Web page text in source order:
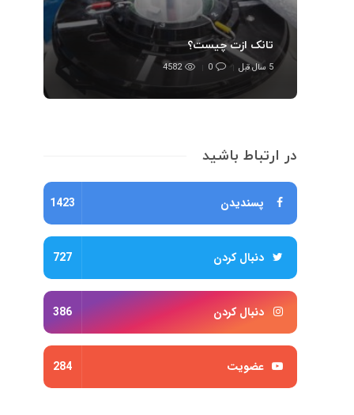
تانک ازت چیست؟
5 سال قبل 0
4582
در ارتباط باشید
پسندیدن 1423
دنبال کردن 727
دنبال کردن 386
عضویت 284